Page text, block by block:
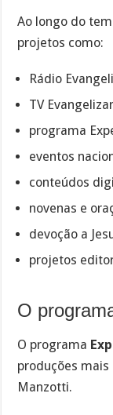
Ao longo do
projetos como:
Rádio
TV
programa
eventos
conteúdos
novenas e
devoção a
projetos
O
O programa
produções
Manzotti.